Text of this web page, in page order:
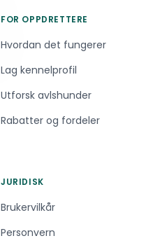
FOR OPPDRETTERE
Hvordan det fungerer
Lag kennelprofil
Utforsk avlshunder
Rabatter og fordeler
JURIDISK
Brukervilkår
Personvern